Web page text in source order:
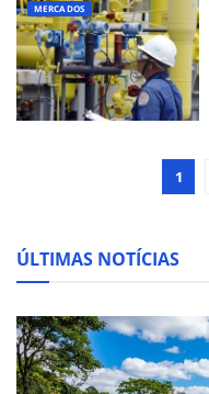
MERCADOS
1
ÚLTIMAS NOTÍCIAS